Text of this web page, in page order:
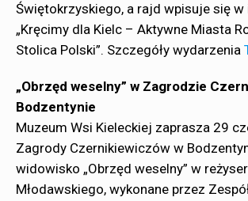
Świętokrzyskiego, a rajd wpisuje się
„Kręcimy dla Kielc – Aktywne Miasta
Stolica Polski”. Szczegóły wydarzenia
„Obrzęd weselny” w Zagrodzie
Bodzentynie
Muzeum Wsi Kieleckiej zaprasza 29
Zagrody Czernikiewiczów w
widowisko „Obrzęd weselny” w
Młodawskiego, wykonane przez